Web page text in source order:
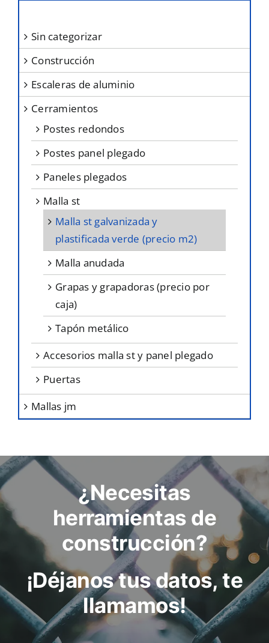
en
la
página
de
producto
sin categorizar
construcción
escaleras de aluminio
cerramientos
postes redondos
postes panel plegado
paneles plegados
malla st
malla st galvanizada y
plastificada verde (precio m2)
malla anudada
grapas y grapadoras (precio por
caja)
tapón metálico
accesorios malla st y panel plegado
puertas
mallas jm
¿Necesitas
herramientas de
construcción?
¡Déjanos tus datos, te
llamamos!